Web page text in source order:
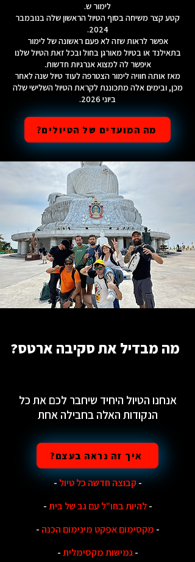
לימור ש.
קטע קצר משיחה בסוף הטיול הראשון שלה בנובמבר
2024.
אפשר לראות שזה לא פעם ראשונה של לימור
בתאילנד או בטיול מאורגן בחול ובכל זאת הטיול שלנו
איפשר לה למצוא אנרגיות חדשות.
מאז אותה חוויה לימור הצטרפה לעוד טיול שנה לאחר
מכן, ובימים אלה מתכוננת לקראת הטיול השלישי שלה
ביוני 2026.
מה המועדים של הטיולים?
מה מבדיל את סקיבה ארטס?
אנחנו הטיול היחיד שיחבר לכם את כל
הנקודות האלה בחבילה אחת
איך זה נראה בעצם?
-קבוצה חדשה כל טיול -
-להיות בחו"ל עם גב של בית-
- מקסימום אפקט מינימום הכנה -
-גמישות מקסימלית-